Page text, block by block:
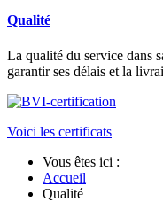
Qualité
La qualité du service dans
garantir ses délais et la
Voici les certificats
Vous êtes ici :
Accueil
Qualité